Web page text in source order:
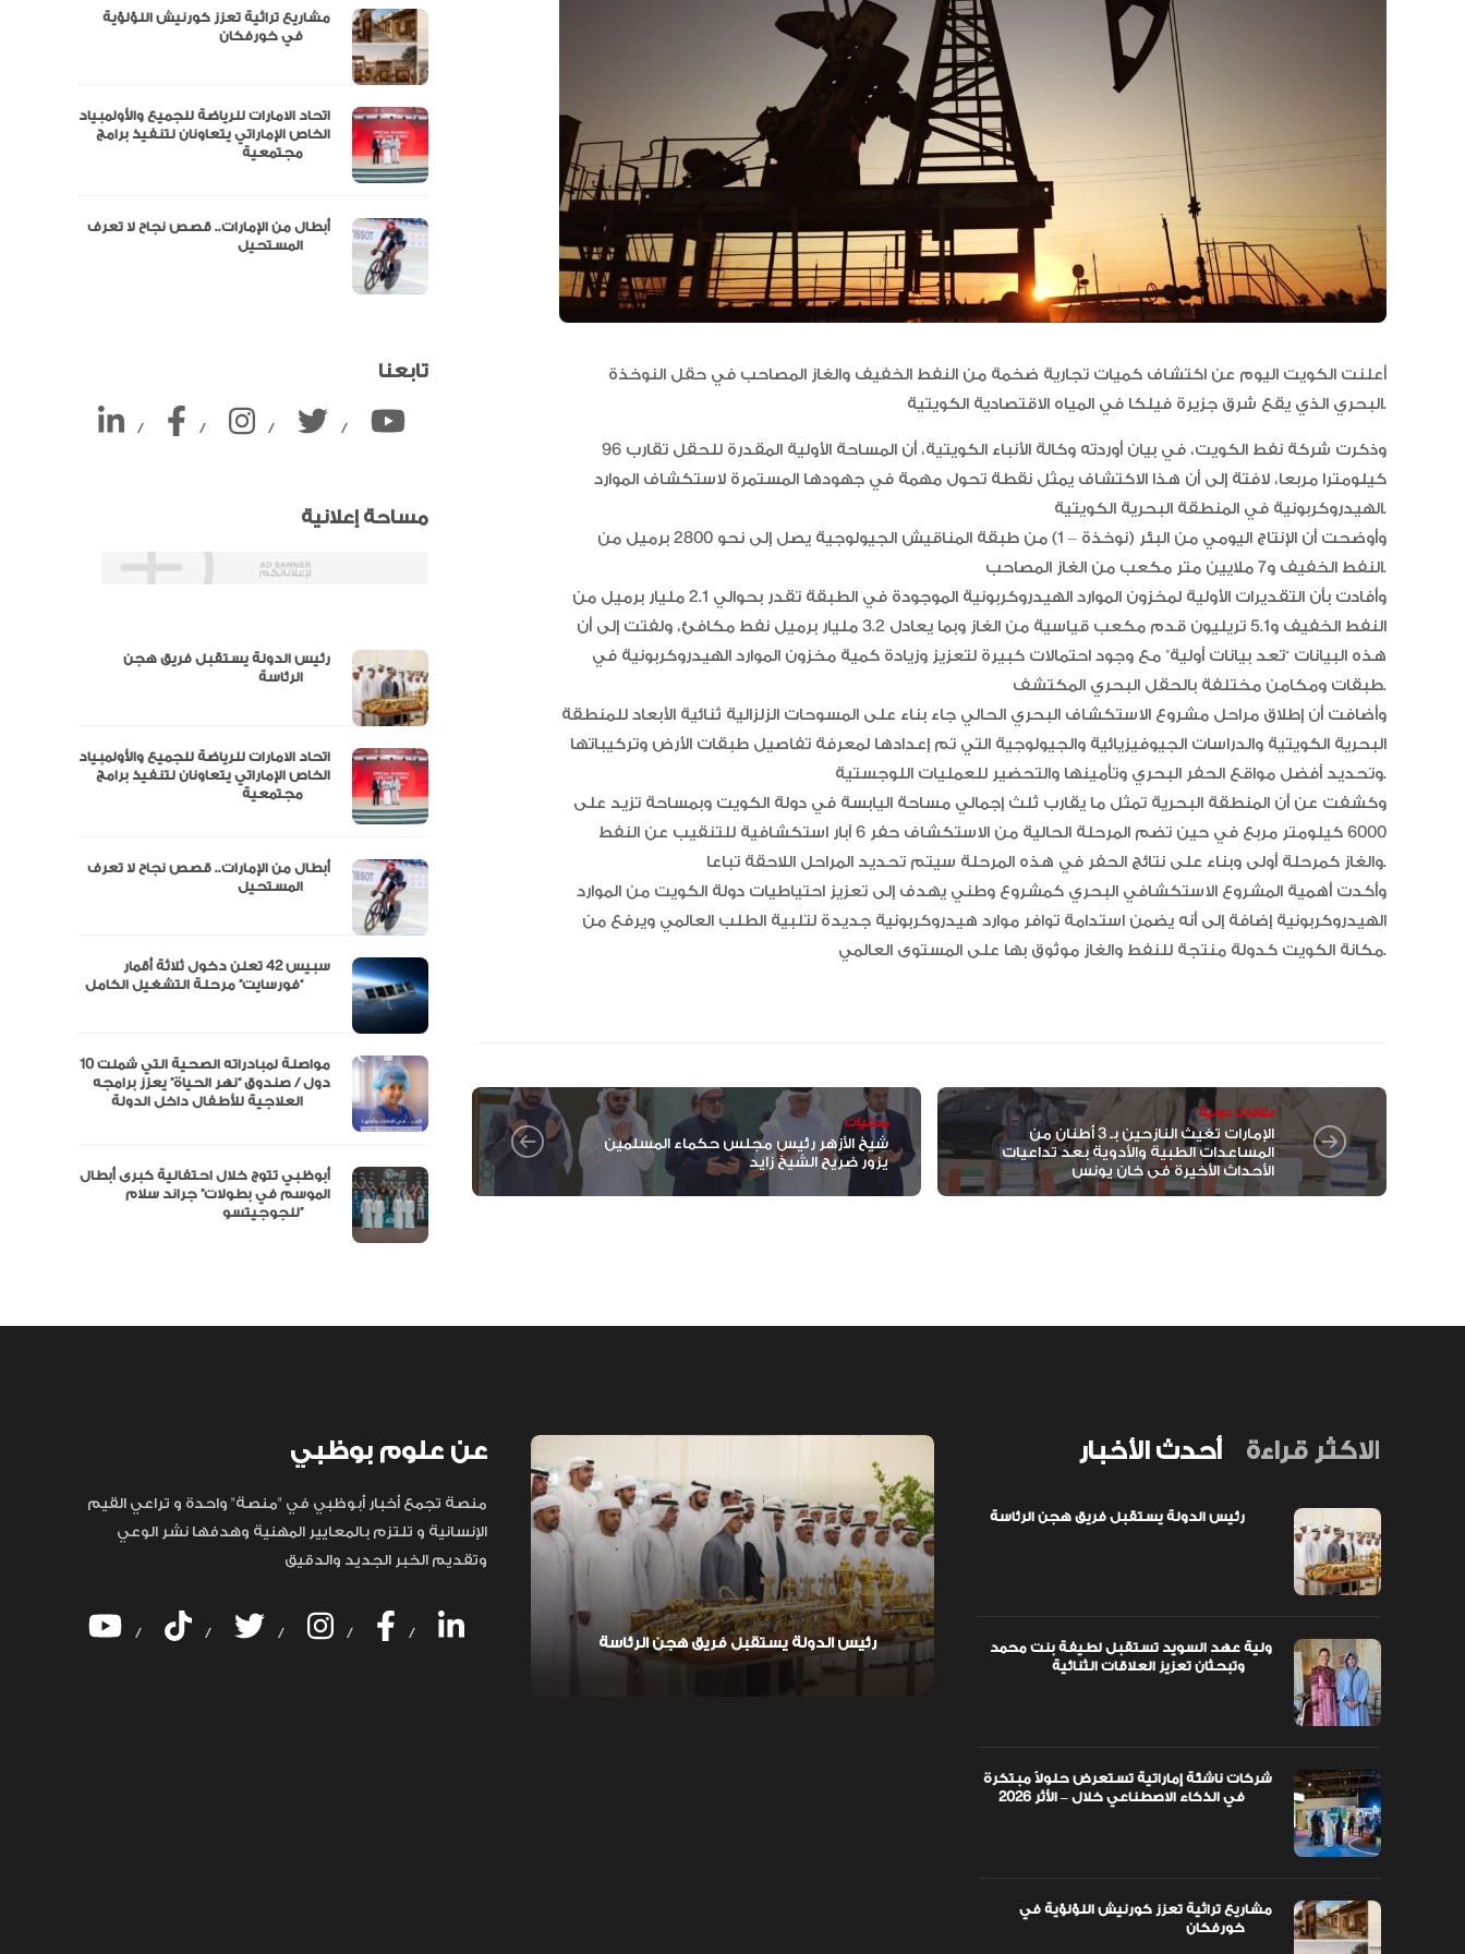
أعلنت الكويت اليوم عن اكتشاف كميات تجارية ضخمة من النفط الخفيف والغاز المصاحب في حقل النوخذة
البحري الذي يقع شرق جزيرة فيلكا في المياه الاقتصادية الكويتية.
وذكرت شركة نفط الكويت، في بيان أوردته وكالة الأنباء الكويتية، أن المساحة الأولية المقدرة للحقل تقارب 96
كيلومترا مربعا، لافتة إلى أن هذا الاكتشاف يمثل نقطة تحول مهمة في جهودها المستمرة لاستكشاف الموارد
الهيدروكربونية في المنطقة البحرية الكويتية.
وأوضحت أن الإنتاج اليومي من البئر (نوخذة – 1) من طبقة المناقيش الجيولوجية يصل إلى نحو 2800 برميل من
النفط الخفيف و7 ملايين متر مكعب من الغاز المصاحب.
وأفادت بأن التقديرات الأولية لمخزون الموارد الهيدروكربونية الموجودة في الطبقة تقدر بحوالي 2.1 مليار برميل من
النفط الخفيف و5.1 تريليون قدم مكعب قياسية من الغاز وبما يعادل 3.2 مليار برميل نفط مكافئ، ولفتت إلى أن
هذه البيانات “تعد بيانات أولية” مع وجود احتمالات كبيرة لتعزيز وزيادة كمية مخزون الموارد الهيدروكربونية في
طبقات ومكامن مختلفة بالحقل البحري المكتشف.
وأضافت أن إطلاق مراحل مشروع الاستكشاف البحري الحالي جاء بناء على المسوحات الزلزالية ثنائية الأبعاد للمنطقة
البحرية الكويتية والدراسات الجيوفيزيائية والجيولوجية التي تم إعدادها لمعرفة تفاصيل طبقات الأرض وتركيباتها
وتحديد أفضل مواقع الحفر البحري وتأمينها والتحضير للعمليات اللوجستية.
وكشفت عن أن المنطقة البحرية تمثل ما يقارب ثلث إجمالي مساحة اليابسة في دولة الكويت وبمساحة تزيد على
6000 كيلومتر مربع في حين تضم المرحلة الحالية من الاستكشاف حفر 6 آبار استكشافية للتنقيب عن النفط
والغاز كمرحلة أولى وبناء على نتائج الحفر في هذه المرحلة سيتم تحديد المراحل اللاحقة تباعا.
وأكدت أهمية المشروع الاستكشافي البحري كمشروع وطني يهدف إلى تعزيز احتياطيات دولة الكويت من الموارد
الهيدروكربونية إضافة إلى أنه يضمن استدامة توافر موارد هيدروكربونية جديدة لتلبية الطلب العالمي ويرفع من
مكانة الكويت كدولة منتجة للنفط والغاز موثوق بها على المستوى العالمي.
محليات
شيخ الأزهر رئيس مجلس حكماء المسلمين
يزور ضريح الشيخ زايد
علاقات دولية
الإمارات تغيث النازحين بـ 3 أطنان من
المساعدات الطبية والأدوية بعد تداعيات
الأحداث الأخيرة في خان يونس
مشاريع تراثية تعزز كورنيش اللؤلؤية
اتحاد الامارات للرياضة للجميع والأولمبياد
الخاص الإماراتي يتعاونان لتنفيذ برامج
أبطال من الإمارات.. قصص نجاح لا تعرف
تابعنا
/ / / /
مساحة إعلانية
رئيس الدولة يستقبل فريق هجن
اتحاد الامارات للرياضة للجميع والأولمبياد
الخاص الإماراتي يتعاونان لتنفيذ برامج
أبطال من الإمارات.. قصص نجاح لا تعرف
سبيس 42 تعلن دخول ثلاثة أقمار
“فورسايت” مرحلة التشغيل الكامل
مواصلة لمبادراته الصحية التي شملت 10
دول / صندوق “نهر الحياة” يعزز برامجه
أبوظبي تتوج خلال احتفالية كبرى أبطال
الموسم في بطولات” جراند سلام
للجوجيتسو”
البرتغال ويحل وصيفا في المجر
عن علوم بوظبي
منصة تجمع أخبار أبوظبي في "منصة" واحدة و تراعي القيم
الإنسانية و تلتزم بالمعايير المهنية وهدفها نشر الوعي
وتقديم الخبر الجديد والدقيق
/ / / / /
رئيس الدولة يستقبل فريق هجن الرئاسة
أحدث الأخبار الاكثر قراءة
ولية عهد السويد تستقبل لطيفة بنت محمد
شركات ناشئة إماراتية تستعرض حلولاً مبتكرة
مشاريع تراثية تعزز كورنيش اللؤلؤية في